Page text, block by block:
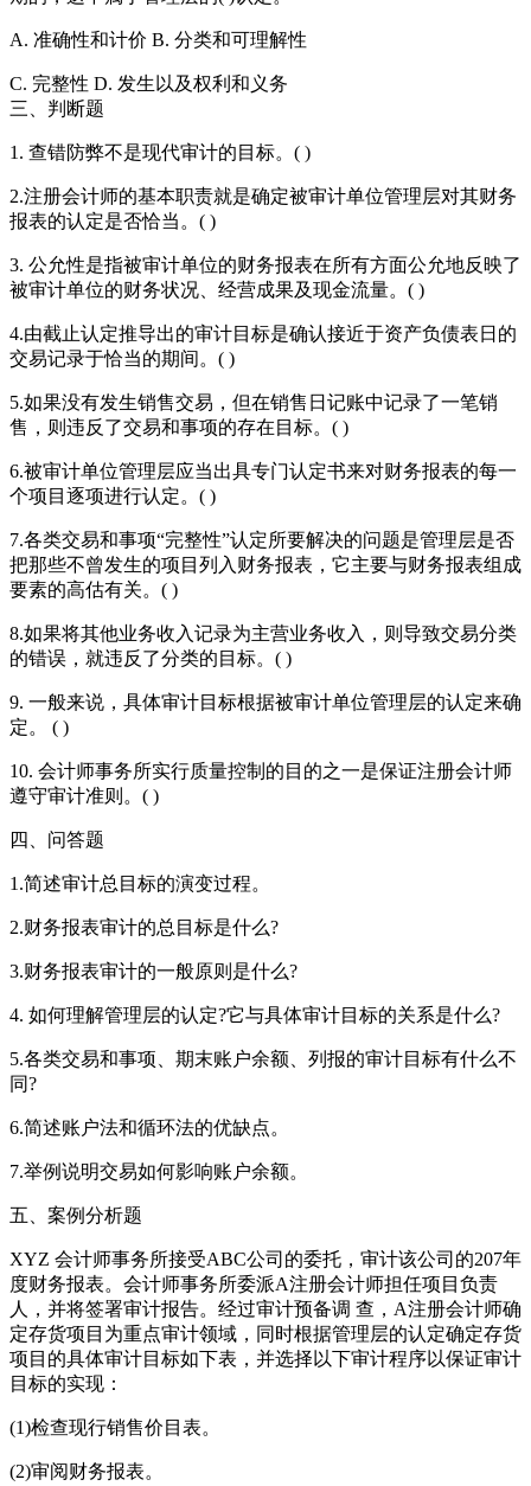
A. 准确性和计价 B. 分类和可理解性
C. 完整性 D. 发生以及权利和义务
三、判断题
1. 查错防弊不是现代审计的目标。( )
2.注册会计师的基本职责就是确定被审计单位管理层对其财务
报表的认定是否恰当。( )
3. 公允性是指被审计单位的财务报表在所有方面公允地反映了
被审计单位的财务状况、经营成果及现金流量。( )
4.由截止认定推导出的审计目标是确认接近于资产负债表日的
交易记录于恰当的期间。( )
5.如果没有发生销售交易，但在销售日记账中记录了一笔销
售，则违反了交易和事项的存在目标。( )
6.被审计单位管理层应当出具专门认定书来对财务报表的每一
个项目逐项进行认定。( )
7.各类交易和事项“完整性”认定所要解决的问题是管理层是否
把那些不曾发生的项目列入财务报表，它主要与财务报表组成
要素的高估有关。( )
8.如果将其他业务收入记录为主营业务收入，则导致交易分类
的错误，就违反了分类的目标。( )
9. 一般来说，具体审计目标根据被审计单位管理层的认定来确
定。 ( )
10. 会计师事务所实行质量控制的目的之一是保证注册会计师
遵守审计准则。( )
四、问答题
1.简述审计总目标的演变过程。
2.财务报表审计的总目标是什么?
3.财务报表审计的一般原则是什么?
4. 如何理解管理层的认定?它与具体审计目标的关系是什么?
5.各类交易和事项、期末账户余额、列报的审计目标有什么不
同?
6.简述账户法和循环法的优缺点。
7.举例说明交易如何影响账户余额。
五、案例分析题
XYZ 会计师事务所接受ABC公司的委托，审计该公司的207年
度财务报表。会计师事务所委派A注册会计师担任项目负责
人，并将签署审计报告。经过审计预备调 查，A注册会计师确
定存货项目为重点审计领域，同时根据管理层的认定确定存货
项目的具体审计目标如下表，并选择以下审计程序以保证审计
目标的实现：
(1)检查现行销售价目表。
(2)审阅财务报表。